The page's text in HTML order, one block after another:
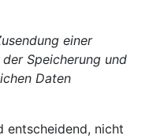
einer
Speicherung und
Daten
entscheidend, nicht